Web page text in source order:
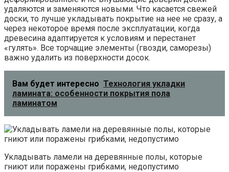
удаляются и заменяются новыми. Что касается свежей
доски, то лучше укладывать покрытие на нее не сразу, а
через некоторое время после эксплуатации, когда
древесина адаптируется к условиям и перестанет
«гулять». Все торчащие элементы (гвозди, саморезы)
важно удалить из поверхности досок.
Вам будет интересно Технология укладки
ламината: особенности покрытия пола
ламинатом
Укладывать ламели на деревянные полы, которые
гниют или поражены грибками, недопустимо